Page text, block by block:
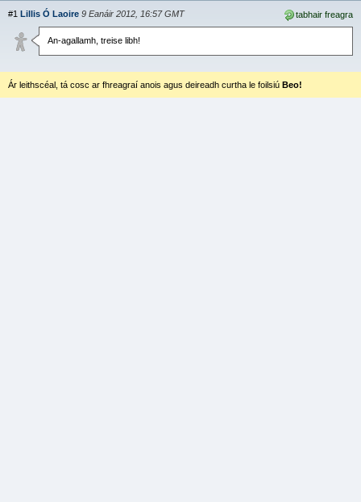
tabhair freagra
#1 Lillis Ó Laoire 9 Eanáir 2012, 16:57 GMT
An-agallamh, treise libh!
Ár leithscéal, tá cosc ar fhreagraí anois agus deireadh curtha le foilsiú Beo!